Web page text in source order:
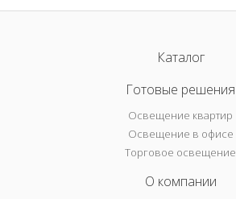
Каталог
Готовые решения
Освещение квартир
Освещение в офисе
Торговое освещение
О компании